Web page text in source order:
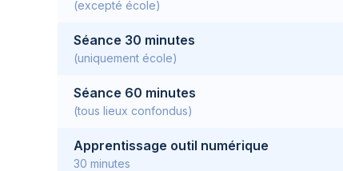
(excepté école)
Séance 30 minutes
(uniquement école)
Séance 60 minutes
(tous lieux confondus)
Apprentissage outil numérique
30 minutes